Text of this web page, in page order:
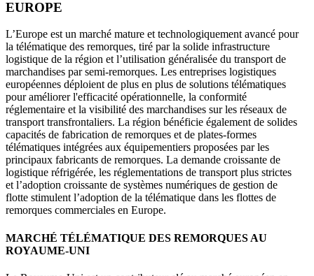
EUROPE
L’Europe est un marché mature et technologiquement avancé pour
la télématique des remorques, tiré par la solide infrastructure
logistique de la région et l’utilisation généralisée du transport de
marchandises par semi-remorques. Les entreprises logistiques
européennes déploient de plus en plus de solutions télématiques
pour améliorer l'efficacité opérationnelle, la conformité
réglementaire et la visibilité des marchandises sur les réseaux de
transport transfrontaliers. La région bénéficie également de solides
capacités de fabrication de remorques et de plates-formes
télématiques intégrées aux équipementiers proposées par les
principaux fabricants de remorques. La demande croissante de
logistique réfrigérée, les réglementations de transport plus strictes
et l’adoption croissante de systèmes numériques de gestion de
flotte stimulent l’adoption de la télématique dans les flottes de
remorques commerciales en Europe.
MARCHÉ TÉLÉMATIQUE DES REMORQUES AU
ROYAUME-UNI